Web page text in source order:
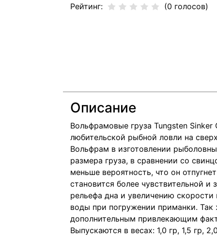
Рейтинг: (0 голосов)
Описание
Вольфрамовые груза Tungsten Sinker
любительской рыбной ловли на
Вольфрам в изготовлении
размера груза, в сравнении со
меньше вероятность, что он
становится более чувствительной
рельефа дна и увеличению
воды при погружении приманки.
дополнительным привлекающим
Выпускаются в весах: 1,0 гр, 1,5 гр,